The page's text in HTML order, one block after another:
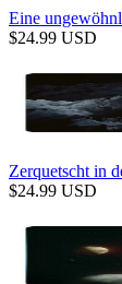
Eine
$24.99 USD
Zerquetscht in
$24.99 USD